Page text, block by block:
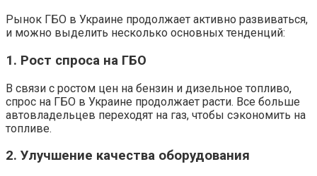
Рынок ГБО в Украине продолжает активно развиваться,
и можно выделить несколько основных тенденций:
1. Рост спроса на ГБО
В связи с ростом цен на бензин и дизельное топливо,
спрос на ГБО в Украине продолжает расти. Все больше
автовладельцев переходят на газ, чтобы сэкономить на
топливе.
2. Улучшение качества оборудования